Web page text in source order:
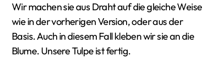
Wir machen sie aus Draht auf die gleiche Weise
wie in der vorherigen Version, oder aus der
Basis. Auch in diesem Fall kleben wir sie an die
Blume. Unsere Tulpe ist fertig.